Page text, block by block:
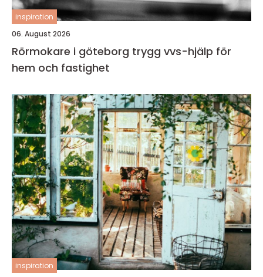
inspiration
06. August 2026
Rörmokare i göteborg trygg vvs-hjälp för
hem och fastighet
inspiration